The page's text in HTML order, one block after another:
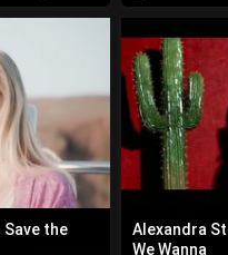
the
Alexandra
We Wanna